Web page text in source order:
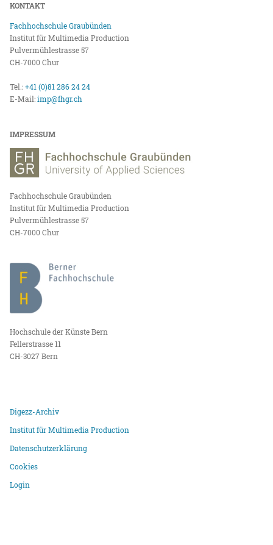
KONTAKT
Fachhochschule Graubünden
Institut für Multimedia Production
Pulvermühlestrasse 57
CH-7000 Chur
Tel.:+41 (0)81 286 24 24
E-Mail:imp@fhgr.ch
IMPRESSUM
Fachhochschule Graubünden
Institut für Multimedia Production
Pulvermühlestrasse 57
CH-7000 Chur
Hochschule der Künste Bern
Fellerstrasse 11
CH-3027 Bern
Digezz-Archiv
Institut für Multimedia Production
Datenschutzerklärung
Cookies
Login